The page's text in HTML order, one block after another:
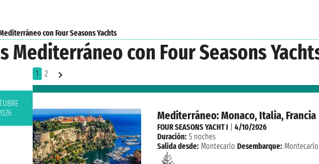
con Four Seasons Yachts
Mediterráneo con Four Seasons
1 2
Mediterráneo: Monaco, Italia, Francia
FOUR SEASONS YACHT I |4/10/2026
Duración: 5 noches
Salida desde: Montecarlo Desembarque: Montecarlo